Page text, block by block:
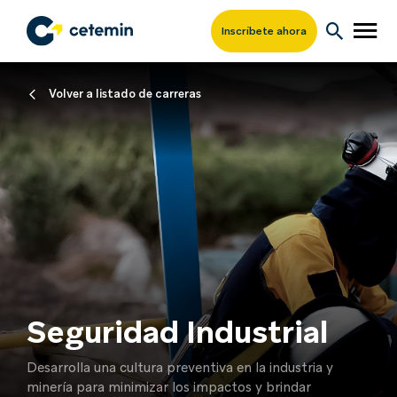
Inscríbete ahora
Volver a listado de carreras
Seguridad Industrial
Desarrolla una cultura preventiva en la industria y
minería para minimizar los impactos y brindar